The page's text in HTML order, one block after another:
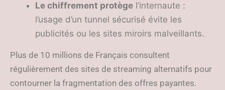
Le chiffrement protège l’internaute :
l’usage d’un tunnel sécurisé évite les
publicités ou les sites miroirs malveillants.
Plus de 10 millions de Français consultent
régulièrement des sites de streaming alternatifs pour
contourner la fragmentation des offres payantes.